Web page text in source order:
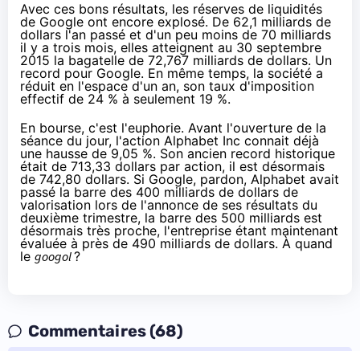
Avec ces bons résultats, les réserves de liquidités
de Google ont encore explosé. De 62,1 milliards de
dollars l'an passé et d'un peu moins de 70 milliards
il y a trois mois, elles atteignent au 30 septembre
2015 la bagatelle de 72,767 milliards de dollars. Un
record pour Google. En même temps, la société a
réduit en l'espace d'un an, son taux d'imposition
effectif de 24 % à seulement 19 %.
En bourse, c'est l'euphorie. Avant l'ouverture de la
séance du jour, l'action Alphabet Inc connait déjà
une hausse de 9,05 %. Son ancien record historique
était de 713,33 dollars par action, il est désormais
de 742,80 dollars. Si Google, pardon, Alphabet avait
passé la barre des 400 milliards de dollars de
valorisation lors de l'annonce de ses résultats du
deuxième trimestre, la barre des 500 milliards est
désormais très proche, l'entreprise étant maintenant
évaluée à près de 490 milliards de dollars. À quand
le googol?
Commentaires (68)